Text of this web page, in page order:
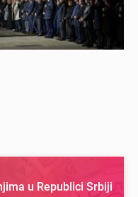
u Republici Srbiji